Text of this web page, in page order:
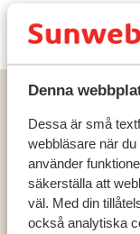
Denna
Dessa är små
webbläsare när
använder
säkerställa att
väl. Med din
också analytiska
Hem Solresor
Ionia Suites Hotel